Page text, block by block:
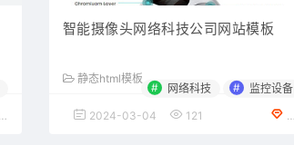
智能摄像头网络科技公司网站模板
静态html模板
# 网络科技 # 监控设备
2024-03-04 121